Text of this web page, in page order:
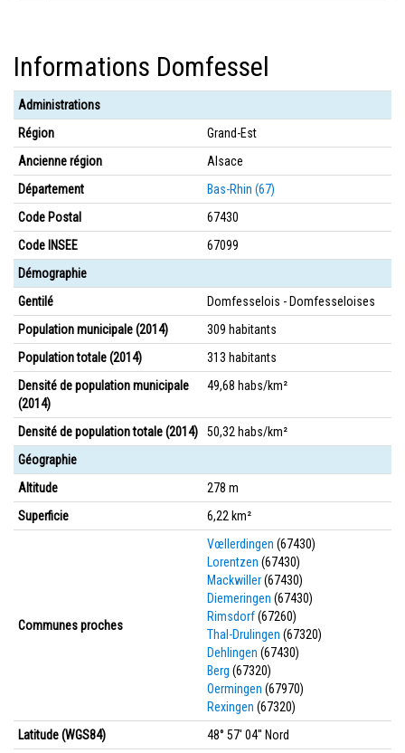
Informations Domfessel
Administrations
Région
Grand-Est
Ancienne région
Alsace
Département
Bas-Rhin (67)
Code Postal
67430
Code INSEE
67099
Démographie
Gentilé
Domfesselois - Domfesseloises
Population municipale (2014)
309 habitants
Population totale (2014)
313 habitants
Densité de population municipale
(2014)
49,68 habs/km²
Densité de population totale (2014)
50,32 habs/km²
Géographie
Altitude
278 m
Superficie
6,22 km²
Communes proches
Vœllerdingen (67430)
Lorentzen (67430)
Mackwiller(67430)
Diemeringen (67430)
Rimsdorf(67260)
Thal-Drulingen (67320)
Dehlingen (67430)
Berg (67320)
Oermingen (67970)
Rexingen (67320)
Latitude (WGS84)
48° 57' 04'' Nord